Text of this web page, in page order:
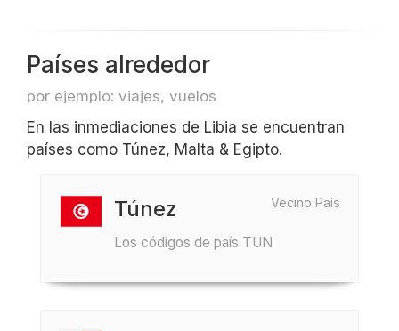
Países alrededor
por ejemplo: viajes, vuelos
En las inmediaciones de Libia se encuentran
países como Túnez, Malta & Egipto.
Vecino País
Túnez
Los códigos de país TUN